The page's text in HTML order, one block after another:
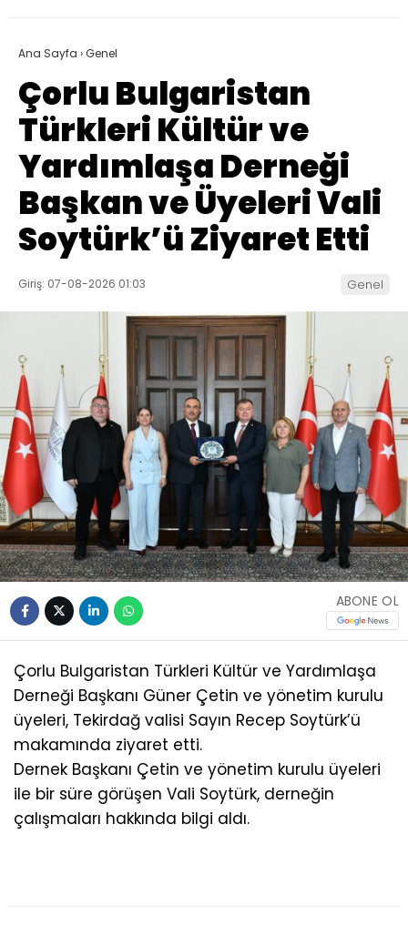
Ana Sayfa ›Genel
Çorlu Bulgaristan
Türkleri Kültür ve
Yardımlaşa Derneği
Başkan ve Üyeleri Vali
Soytürk’ü Ziyaret Etti
Giriş: 07-08-2026 01:03 Genel
ABONE OL
Çorlu Bulgaristan Türkleri Kültür ve Yardımlaşa
Derneği Başkanı Güner Çetin ve yönetim kurulu
üyeleri, Tekirdağ valisi Sayın Recep Soytürk’ü
makamında ziyaret etti.
Dernek Başkanı Çetin ve yönetim kurulu üyeleri
ile bir süre görüşen Vali Soytürk, derneğin
çalışmaları hakkında bilgi aldı.